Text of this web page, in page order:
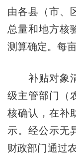
由各县（市、
总量和地方核
测算确定。每
补贴对象清
级主管部门（
核确认，在补
示。经公示无
财政部门通过